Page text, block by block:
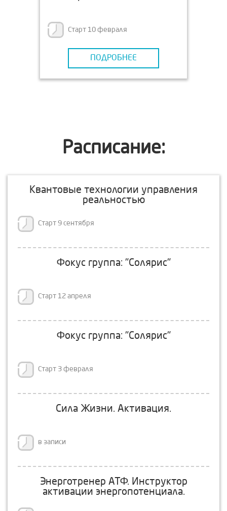
Старт 10 февраля
ПОДРОБНЕЕ
Расписание:
Квантовые технологии управления
реальностью
Старт 9 сентября
Фокус группа: "Солярис"
Старт 12 апреля
Фокус группа: "Солярис"
Старт 3 февраля
Сила Жизни. Активация.
в записи
Энерготренер АТФ. Инструктор
активации энергопотенциала.